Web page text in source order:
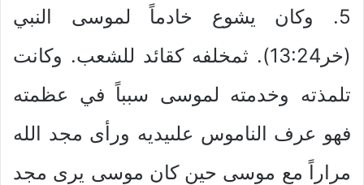
5. وكان يشوع خادماً لموسى النبي
(خر13:24). ثمخلفه كقائد للشعب. وكانت
تلمذته وخدمته لموسى سبباً في عظمته
فهو عرف الناموس علىيديه ورأى مجد الله
مراراً مع موسى حين كان موسى يرى مجد